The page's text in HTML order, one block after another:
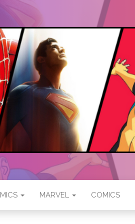
MARVEL COMICS